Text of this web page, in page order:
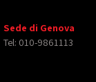
Sede di Genova
Tel: 010-9861113